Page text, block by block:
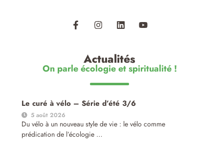
Actualités
On parle écologie et spiritualité !
Le curé à vélo – Série d’été 3/6
5 août 2026
Du vélo à un nouveau style de vie : le vélo comme
prédication de l’écologie …